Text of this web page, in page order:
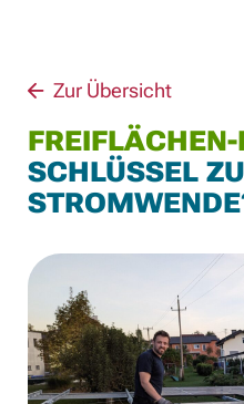
Zur Übersicht
SCHLÜSSEL